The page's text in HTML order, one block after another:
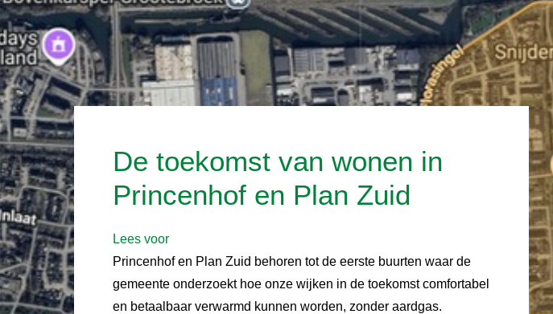
De toekomst van wonen in
Princenhof en Plan Zuid
Lees voor
Princenhof en Plan Zuid behoren tot de eerste buurten waar de
gemeente onderzoekt hoe onze wijken in de toekomst comfortabel
en betaalbaar verwarmd kunnen worden, zonder aardgas.